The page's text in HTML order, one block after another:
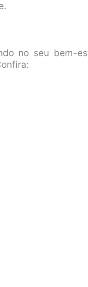
no seu bem-